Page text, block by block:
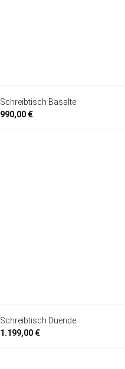
Schreibtisch Basalte
990,00 €
Schreibtisch Duende
1.199,00 €